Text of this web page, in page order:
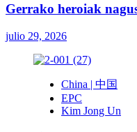
Gerrako heroiak
julio 29, 2026
China | 中国
EPC
Kim Jong Un